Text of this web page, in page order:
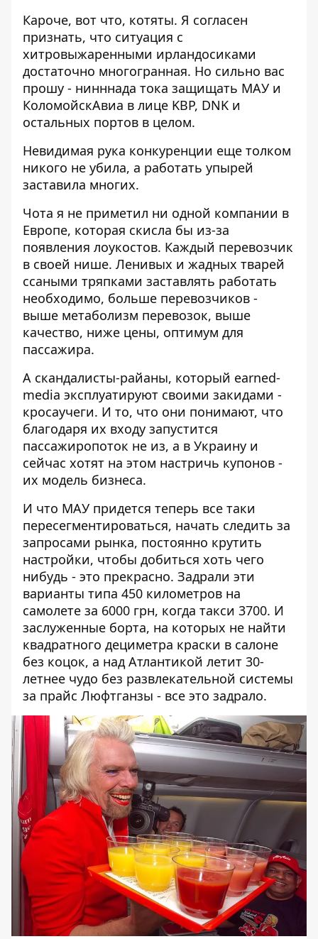
Кароче, вот что, котяты. Я согласен
признать, что ситуация с
хитровыжаренными ирландосиками
достаточно многогранная. Но сильно вас
прошу - нинннада тока защищать МАУ и
КоломойскАвиа в лице KBP, DNK и
остальных портов в целом.
Невидимая рука конкуренции еще толком
никого не убила, а работать упырей
заставила многих.
Чота я не приметил ни одной компании в
Европе, которая скисла бы из-за
появления лоукостов. Каждый перевозчик
в своей нише. Ленивых и жадных тварей
ссаными тряпками заставлять работать
необходимо, больше перевозчиков -
выше метаболизм перевозок, выше
качество, ниже цены, оптимум для
пассажира.
А скандалисты-райаны, который earned-
media эксплуатируют своими закидами -
кросаучеги. И то, что они понимают, что
благодаря их входу запустится
пассажиропоток не из, а в Украину и
сейчас хотят на этом настричь купонов -
их модель бизнеса.
И что МАУ придется теперь все таки
пересегментироваться, начать следить за
запросами рынка, постоянно крутить
настройки, чтобы добиться хоть чего
нибудь - это прекрасно. Задрали эти
варианты типа 450 километров на
самолете за 6000 грн, когда такси 3700. И
заслуженные борта, на которых не найти
квадратного дециметра краски в салоне
без коцок, а над Атлантикой летит 30-
летнее чудо без развлекательной системы
за прайс Люфтганзы - все это задрало.